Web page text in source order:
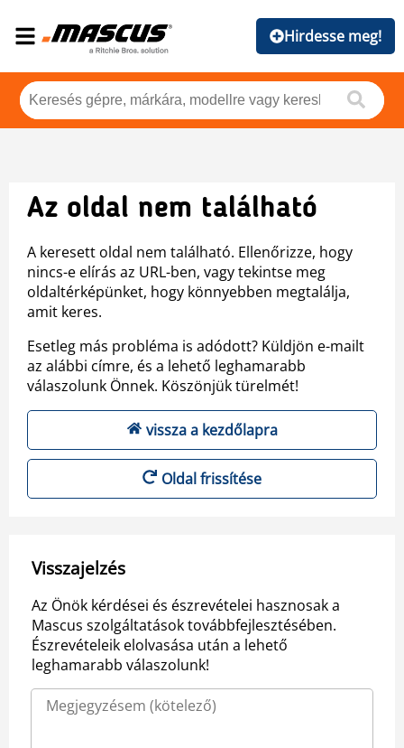
Hirdesse meg!
Az oldal nem található
A keresett oldal nem található. Ellenőrizze, hogy
nincs-e elírás az URL-ben, vagy tekintse meg
oldaltérképünket, hogy könnyebben megtalálja,
amit keres.
Esetleg más probléma is adódott? Küldjön e-mailt
az alábbi címre, és a lehető leghamarabb
válaszolunk Önnek. Köszönjük türelmét!
vissza a kezdőlapra
Oldal frissítése
Visszajelzés
Az Önök kérdései és észrevételei hasznosak a
Mascus szolgáltatások továbbfejlesztésében.
Észrevételeik elolvasása után a lehető
leghamarabb válaszolunk!